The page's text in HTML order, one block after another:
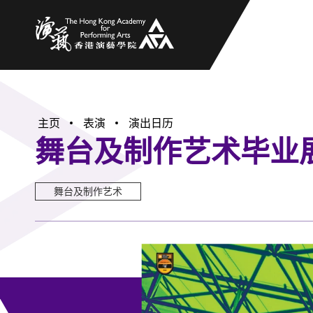
主页 表演 演出日历
舞台及制作艺术毕业
舞台及制作艺术